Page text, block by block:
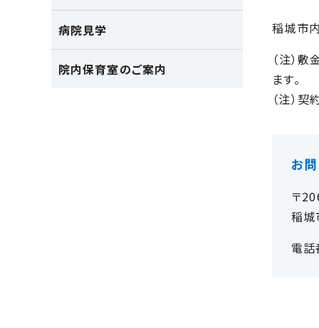
稲城市
（注）
ます。
（注）
お
〒
稲
電
病院見学
院内保育室のご案内